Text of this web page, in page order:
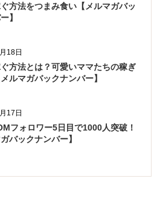
方法をつまみ食い【メルマガバッ
】
18日
方法とは？可愛いママたちの稼ぎ
ルマガバックナンバー】
17日
フォロワー5日目で1000人突破！
ガバックナンバー】